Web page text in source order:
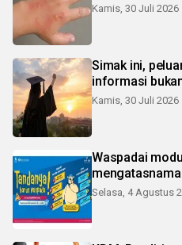
Kamis, 30 Juli 2026
Simak ini,
informasi
Kamis, 30 Juli 2026
Waspadai
Selasa, 4 Agustus